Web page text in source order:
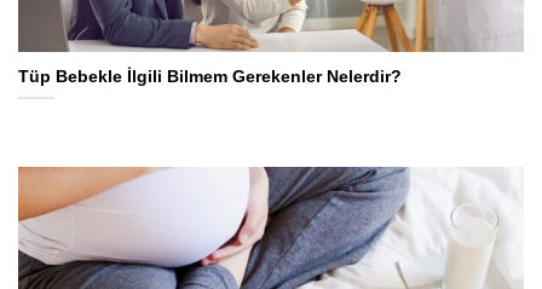
Tüp Bebekle İlgili Bilmem Gerekenler Nelerdir?